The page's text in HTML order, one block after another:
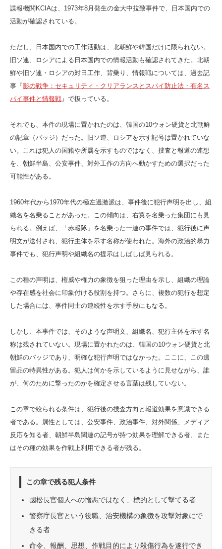
諜報機関KCIAは、1973年8月発生の金大中拉致事件で、日本国内での
活動が確認されている。
ただし、日本国内での工作活動は、北朝鮮や韓国だけに限られない。
旧ソ連、ロシアによる日本国内での情報活動も確認されてきた。北朝
鮮や旧ソ連・ロシアの対日工作、背乗り、情報戦については、過去記
事『影の戦争：セキュリティ・クリアランスとスパイ防止法・有名ス
パイ事件と情報戦』で扱っている。
それでも、本件の現場に置かれたのは、韓国の10ウォン硬貨と北朝鮮
の記章（バッジ）だった。旧ソ連、ロシアを示す記号は置かれていな
い。これは犯人の国籍や所属を示すものではなく、捜査と報道の連想
を、朝鮮半島、公安事件、対外工作の方向へ動かすための選択だった
可能性がある。
1960年代から1970年代の極左過激派は、事件後に犯行声明を出し、組
織名を名乗ることがあった。この傾向は、右翼を名乗った集団にも見
られる。例えば、「赤報隊」を名乗った一連の事件では、犯行後に声
明文が送付され、犯行主体を示す名称が使われた。海外の政治的暴力
事件でも、犯行声明や組織名の提示はしばしば見られる。
この種の声明は、権威や権力の象徴を狙った理由を示し、組織の理論
や存在感を社会に印象付ける役割を持つ。さらに、複数の犯行を想定
した場合には、事件同士の連続性を示す手段にもなる。
しかし、本事件では、そのような声明文、組織名、犯行主体を示す名
称は残されていない。現場に置かれたのは、韓国の10ウォン硬貨と北
朝鮮のバッジであり、明確な犯行声明ではなかった。ここに、この遺
留品の特異性がある。犯人は何かを示しているように見せながら、誰
が、何のために撃ったのかを確定させる言葉は残していない。
この章で絞られる条件は、犯行後の捜査方向と報道効果を意識できる
者である。属性としては、公安事件、政治事件、対外関係、メディア
反応を知る者、朝鮮半島関連の記号が持つ効果を理解できる者、また
はその種の効果を作戦上利用できる者が残る。
この章で残る犯人条件
國松長官個人への憎悪ではなく、標的として撃てる者
警察庁長官という役職、治安機構の象徴を攻撃対象にで
きる者
命令、報酬、思想、作戦目的により殺傷行為を遂行でき